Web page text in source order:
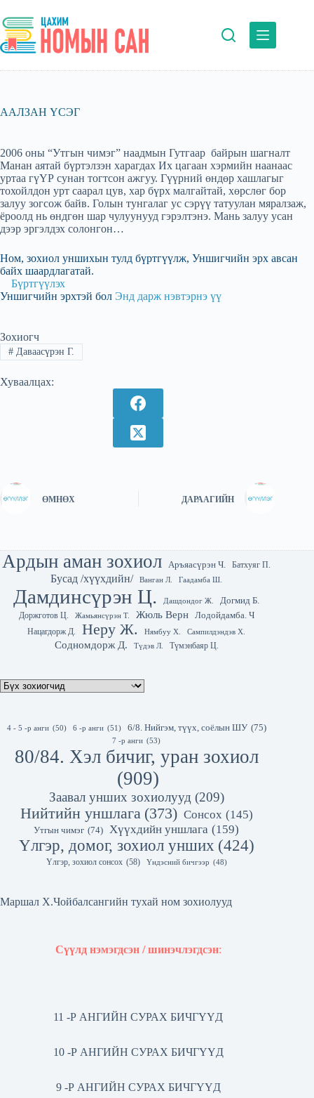
to
content
ААЛЗАН ҮСЭГ
2006 оны “Утгын чимэг” наадмын Гутгаар байрын шагналт
Манан аятай бүртэлзэн харагдах Их цагаан хэрмийн наанаас
уртаа гүҮР сунан тогтсон ажгуу. Гүүрний өндөр хашлагыг
тохойлдон урт саарал цув, хар бүрх малгайтай, хөрслөг бор
залуу зогсож байв. Голын тунгалаг ус сэрүү татуулан мяралзаж,
ёроолд нь өндгөн шар чулуунууд гэрэлтэнэ. Мань залуу усан
дээр эргэлдэх солонгон…
Ном, зохиол уншихын тулд бүртгүүлж, Уншигчийн эрх авсан
байх шаардлагатай.
Бүртгүүлэх
Уншигчийн эрхтэй бол Энд дарж нэвтэрнэ үү
Зохиогч
#Даваасүрэн Г.
Хуваалцах:
ӨМНӨХ ДАРААГИЙН
Ардын аман зохиол Аръяасүрэн Ч. Батхуяг П.
Бусад /хүүхдийн/ Ванган Л. Гаадамба Ш.
Дамдинсүрэн Ц. Дашдондог Ж.
Догмид Б.
Доржготов Ц.
Жамьянсүрэн Т. Жюль Верн Лодойдамба. Ч
Нацагдорж Д. Неру Ж. Нямбуу Х. Сампилдэндэв Х.
Содномдорж Д. Түдэв Л. Түмэнбаяр Ц.
4 - 5 -р анги (50) 6 -р анги (51) 6/8. Нийгэм, түүх, соёлын ШУ (75)
7 -р анги (53)
80/84. Хэл бичиг, уран зохиол
(909)
Заавал унших зохиолууд (209)
Нийтийн уншлага (373) Сонсох (145)
Утгын чимэг (74) Хүүхдийн уншлага (159)
Үлгэр, домог, зохиол унших (424)
Үлгэр, зохиол сонсох (58) Үндэсний бичгээр (48)
Маршал Х.Чойбалсангийн тухай ном зохиолууд
Сүүлд нэмэгдсэн / шинэчлэгдсэн:
11 -Р АНГИЙН СУРАХ БИЧГҮҮД
10 -Р АНГИЙН СУРАХ БИЧГҮҮД
9 -Р АНГИЙН СУРАХ БИЧГҮҮД